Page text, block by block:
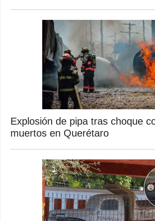
Explosión de pipa tras choque
muertos en Querétaro